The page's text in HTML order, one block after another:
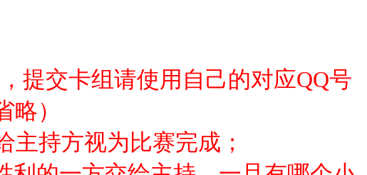
提交卡组请使用自己的对应QQ号
）
主持方视为比赛完成；